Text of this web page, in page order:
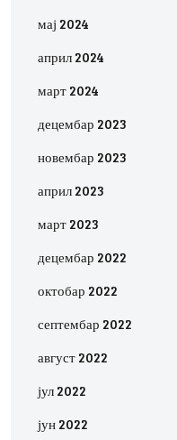
мај 2024
април 2024
март 2024
децембар 2023
новембар 2023
април 2023
март 2023
децембар 2022
октобар 2022
септембар 2022
август 2022
јул 2022
јун 2022